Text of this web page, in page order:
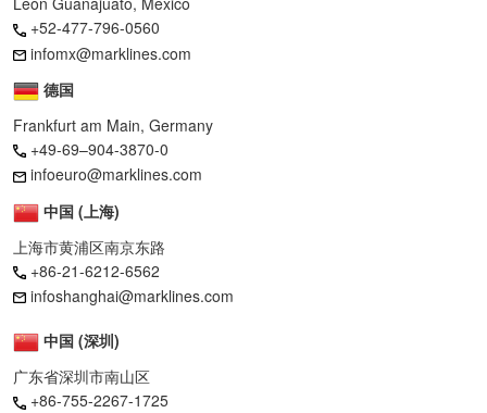
+52-477-796-0560
infomx@marklines.com
德国
Frankfurt am Main, Germany
+49-69–904-3870-0
infoeuro@marklines.com
中国 (上海)
上海市黄浦区南京东路
+86-21-6212-6562
infoshanghai@marklines.com
中国 (深圳)
广东省深圳市南山区
+86-755-2267-1725